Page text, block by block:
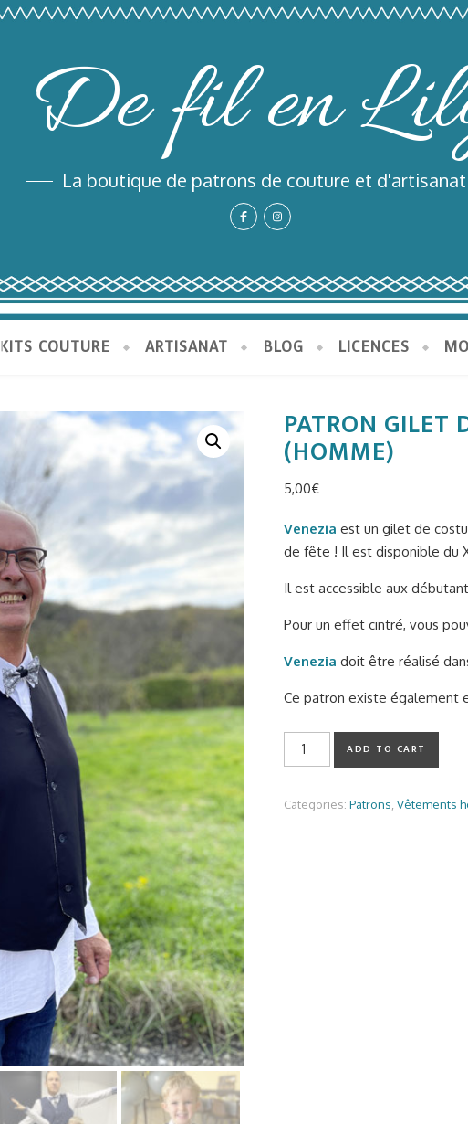
De fil en
La boutique de patrons de couture et d'artisanat
KITS COUTURE ARTISANAT BLOG LICENCES
PATRON GILET
(HOMME)
5,00€
Venezia est un gilet de
de fête ! Il est disponible du
Il est accessible aux
Pour un effet cintré, vous
Venezia doit être réalisé
Ce patron existe également
Patron gilet de costume
ADD TO CART
Categories:Patrons ,Vêtements